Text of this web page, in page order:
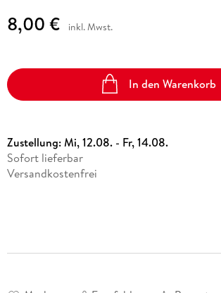
8,00 € inkl. Mwst.
In den Warenkorb
Zustellung:Mi, 12.08. - Fr, 14.08.
Sofort lieferbar
Versandkostenfrei